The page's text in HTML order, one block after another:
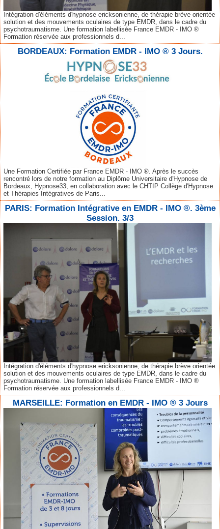
Intégration d'éléments d'hypnose ericksonienne, de thérapie brève orientée
solution et des mouvements oculaires de type EMDR, dans le cadre du
psychotraumatisme. Une formation labellisée France EMDR - IMO ®
Formation réservée aux professionnels d...
BORDEAUX: Formation EMDR - IMO ® 3 Jours.
Une Formation Certifiée par France EMDR - IMO ®. Après le succès
rencontré lors de notre formation au Diplôme Universitaire d'Hypnose de
Bordeaux, Hypnose33, en collaboration avec le CHTIP Collège d'Hypnose
et Thérapies Intégratives de Paris...
PARIS: Formation Intégrative en EMDR - IMO ®. 3ème
Session. 3/3
Intégration d'éléments d'hypnose ericksonienne, de thérapie brève orientée
solution et des mouvements oculaires de type EMDR, dans le cadre du
psychotraumatisme. Une formation labellisée France EMDR - IMO ®
Formation réservée aux professionnels d...
MARSEILLE: Formation en EMDR - IMO ® 3 Jours